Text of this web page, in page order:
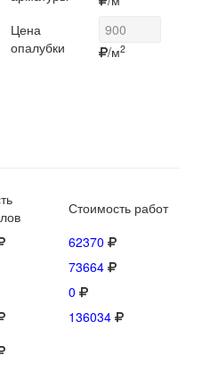
Цена
опалубки
/м2
Стоимость работ
62370
73664
0
136034